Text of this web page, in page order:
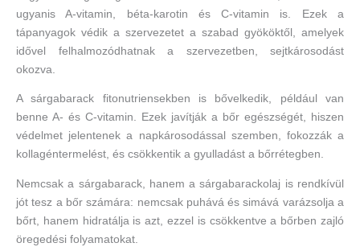
ugyanis A-vitamin, béta-karotin és C-vitamin is. Ezek a
tápanyagok védik a szervezetet a szabad gyököktől, amelyek
idővel felhalmozódhatnak a szervezetben, sejtkárosodást
okozva.
A sárgabarack fitonutriensekben is bővelkedik, például van
benne A- és C-vitamin. Ezek javítják a bőr egészségét, hiszen
védelmet jelentenek a napkárosodással szemben, fokozzák a
kollagéntermelést, és csökkentik a gyulladást a bőrrétegben.
Nemcsak a sárgabarack, hanem a sárgabarackolaj is rendkívül
jót tesz a bőr számára: nemcsak puhává és simává varázsolja a
bőrt, hanem hidratálja is azt, ezzel is csökkentve a bőrben zajló
öregedési folyamatokat.